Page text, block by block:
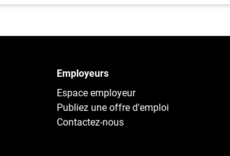
Employeurs
Espace employeur
Publiez une offre d'emploi
Contactez-nous